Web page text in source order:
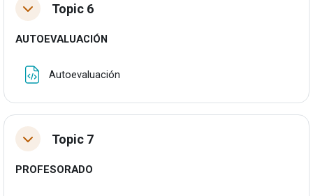
TolestuTopic 6
AUTOEVALUACIÓN
Autoevaluación
TolestuTopic 7
PROFESORADO